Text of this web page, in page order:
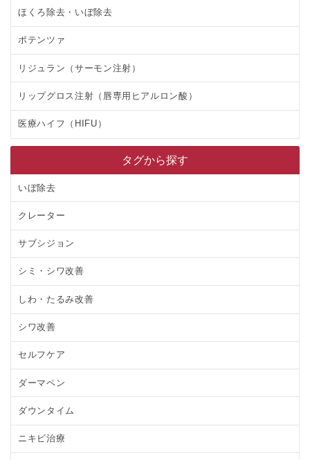
ほくろ除去・いぼ除去
ポテンツァ
リジュラン（サーモン注射）
リップグロス注射（唇専用ヒアルロン酸）
医療ハイフ（HIFU）
タグから探す
いぼ除去
クレーター
サブシジョン
シミ・シワ改善
しわ・たるみ改善
シワ改善
セルフケア
ダーマペン
ダウンタイム
ニキビ治療